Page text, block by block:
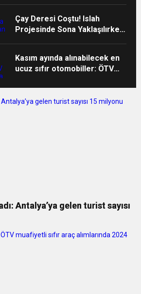
Çay Deresi Coştu! Islah
Projesinde Sona Yaklaşılırken
Kasım ayında alınabilecek en
ucuz sıfır otomobiller: ÖTV
araçlar
Antalya’ya gelen turist sayısı